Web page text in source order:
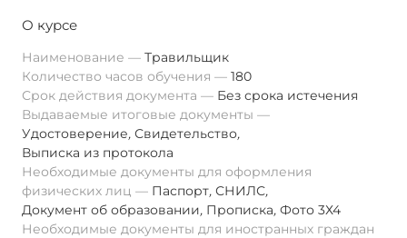
О курсе
Наименование
Травильщик
Количество часов обучения
180
Срок действия документа
Без срока истечения
Выдаваемые итоговые документы
Удостоверение, Свидетельство,
Выписка из протокола
Необходимые документы для оформления
физических лиц
Паспорт, СНИЛС,
Документ об образовании, Прописка, Фото 3Х4
Необходимые документы для иностранных граждан